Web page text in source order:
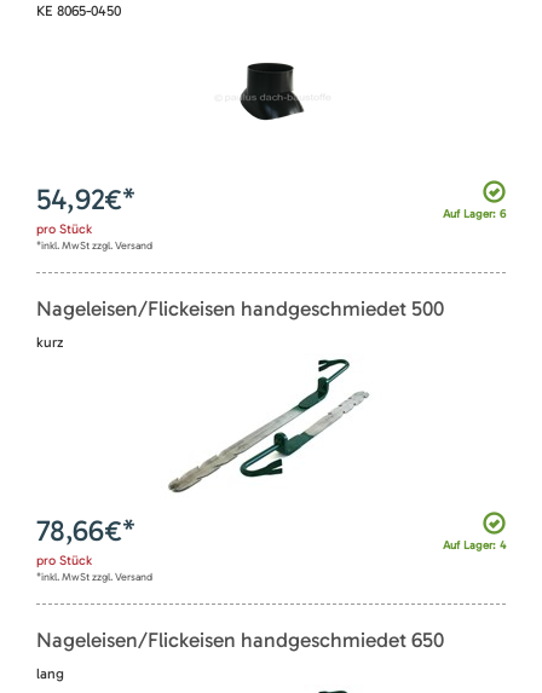
KE 8065-0450
Auf Lager: 6
54,92€*
pro Stück
*inkl. MwSt zzgl. Versand
Nageleisen/Flickeisen handgeschmiedet 500
kurz
Auf Lager: 4
78,66€*
pro Stück
*inkl. MwSt zzgl. Versand
Nageleisen/Flickeisen handgeschmiedet 650
lang